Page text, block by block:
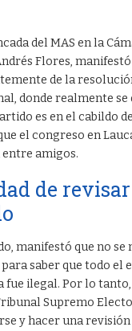
del MAS en la
Flores, manifestó
de la
donde realmente se
es en el cabildo
el congreso en
amigos.
de
manifestó que no se
saber que todo el
fue ilegal. Por lo
Supremo
y hacer una revisión